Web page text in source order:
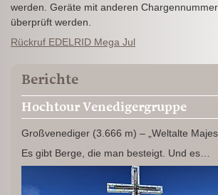
werden. Geräte mit anderen
überprüft werden.
Rückruf EDELRID Mega Jul
Berichte
Hochtour Venedigergruppe
Großvenediger (3.666 m) – „Weltalte
Es gibt Berge, die man besteigt. Und es…